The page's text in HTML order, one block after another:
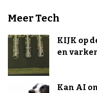
Meer Tech
KIJK op
en
Kan AI